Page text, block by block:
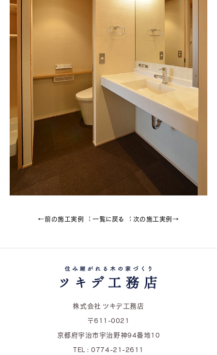
←前の施工実例 一覧に戻る 次の施工実例→
株式会社 ツキデ工務店
〒611-0021
京都府宇治市宇治野神94番地10
TEL : 0774-21-2611